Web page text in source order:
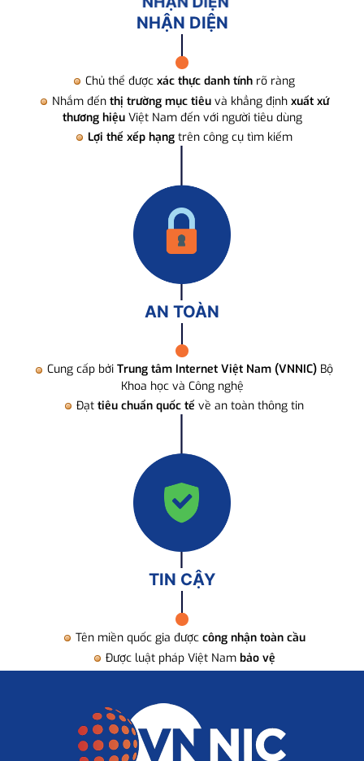
NHẬN DIỆN
Chủ thể được xác thực danh tính rõ ràng
Nhắm đến thị trường mục tiêuvà khẳng định xuất xứ
thương hiệuViệt Nam đến với người tiêu dùng
Lợi thế xếp hạng trên công cụ tìm kiếm
AN TOÀN
Cung cấp bởi Trung tâm Internet Việt Nam (VNNIC) Bộ
Khoa học và Công nghệ
Đạt tiêu chuẩn quốc tế về an toàn thông tin
TIN CẬY
Tên miền quốc gia được công nhận toàn cầu
Được luật pháp Việt Nam bảo vệ